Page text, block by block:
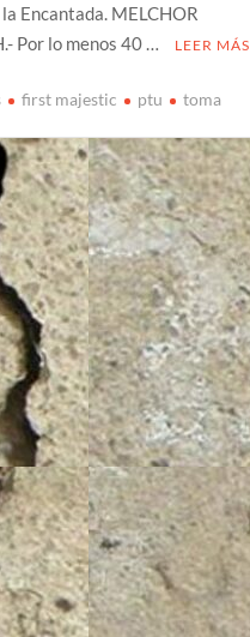
Encantada. MELCHOR
Por lo menos 40 …
LEER MÁS
first majestic ptu toma